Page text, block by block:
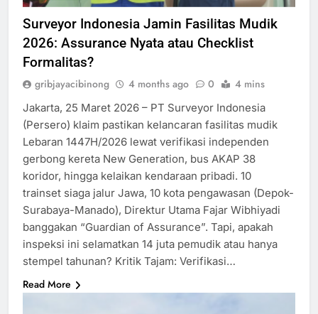
Surveyor Indonesia Jamin Fasilitas Mudik
2026: Assurance Nyata atau Checklist
Formalitas?
gribjayacibinong 4 months ago 0 4 mins
Jakarta, 25 Maret 2026 – PT Surveyor Indonesia
(Persero) klaim pastikan kelancaran fasilitas mudik
Lebaran 1447H/2026 lewat verifikasi independen
gerbong kereta New Generation, bus AKAP 38
koridor, hingga kelaikan kendaraan pribadi. 10
trainset siaga jalur Jawa, 10 kota pengawasan (Depok-
Surabaya-Manado), Direktur Utama Fajar Wibhiyadi
banggakan “Guardian of Assurance”. Tapi, apakah
inspeksi ini selamatkan 14 juta pemudik atau hanya
stempel tahunan? Kritik Tajam: Verifikasi…
Read More